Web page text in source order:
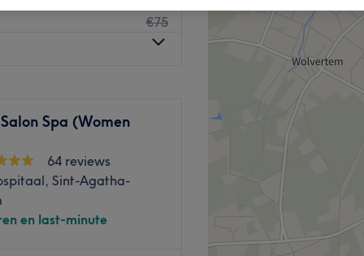
€75
situé à Bruxelles, à
Spa (Women
64 reviews
Sint-Agatha-
en last-minute